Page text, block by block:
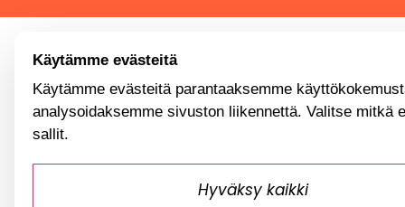
Käytämme evästeitä
Käytämme evästeitä parantaaksemme
analysoidaksemme sivuston liikennettä. Valitse mitkä
sallit.
Hyväksy kaikki